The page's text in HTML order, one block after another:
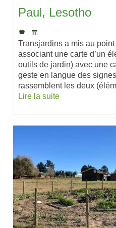
Paul, Lesotho
Transjardins a mis au
associant une carte d’un
outils de jardin) avec une
geste en langue des
rassemblent les deux
Lire la suite